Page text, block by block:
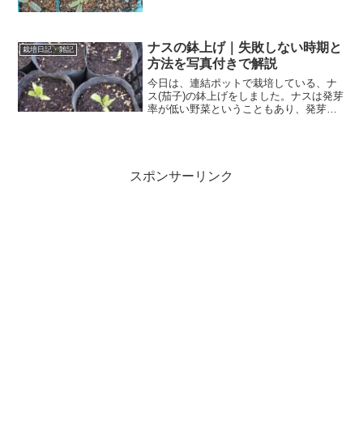
経を使っていました。「ち...
栽培日記・雑記
ナスの鉢上げ｜失敗しない時期と
方法を写真付きで解説
今日は、連結ポットで栽培している、ナ
ス(茄子)の鉢上げをしました。ナスは発芽
率が低い野菜ということもあり、発芽に
スポンサーリンク